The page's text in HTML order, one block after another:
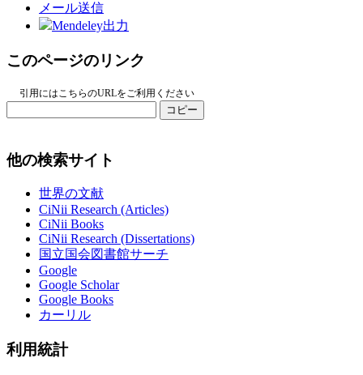
メール送信
Mendeley出力
このページのリンク
引用にはこちらのURLをご利用ください
コピー
他の検索サイト
世界の文献
CiNii Research (Articles)
CiNii Books
CiNii Research (Dissertations)
国立国会図書館サーチ
Google
Google Scholar
Google Books
カーリル
利用統計